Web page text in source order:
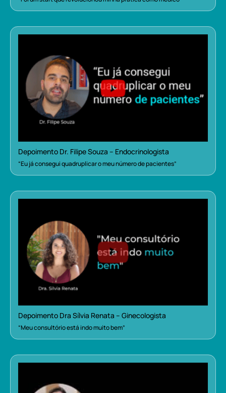
Depoimento Dr. Filipe Souza – Endocrinologista
“Eu já consegui quadruplicar o meu número de pacientes”
Depoimento Dra Sílvia Renata – Ginecologista
“Meu consultório está indo muito bem”